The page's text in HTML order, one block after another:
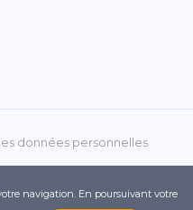
données personnelles
navigation. En poursuivant votre